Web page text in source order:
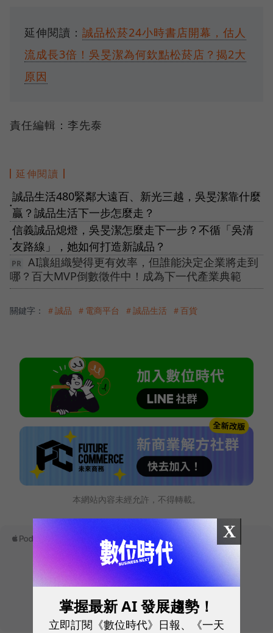
延伸閱讀： 誠品松菸24小時書店開幕，估人
流成長3倍！吳旻潔為何欽點松菸店？揭2大
原因
責任編輯：李先泰
延伸閱讀
●
誠品生活480緊鄰大遠百、新光三越，吳旻潔靠什麼
贏？誠品生活下一步怎麼走？
●
信義誠品熄燈，吳旻潔怎麼走下一步？不循「吳清
友路線」，她如何打造新誠品？
AI讓組織變得更有效率，但誰能決定企業將走到
哪？百大MVP倒數徵件中！成為下一代產業典範
關鍵字： ＃誠品 ＃電商平台 ＃誠品生活 ＃百貨
本網站內容未經允許，不得轉載。
X
掌握最新 AI 發展趨勢！
立即訂閱《數位時代》日報、《一天